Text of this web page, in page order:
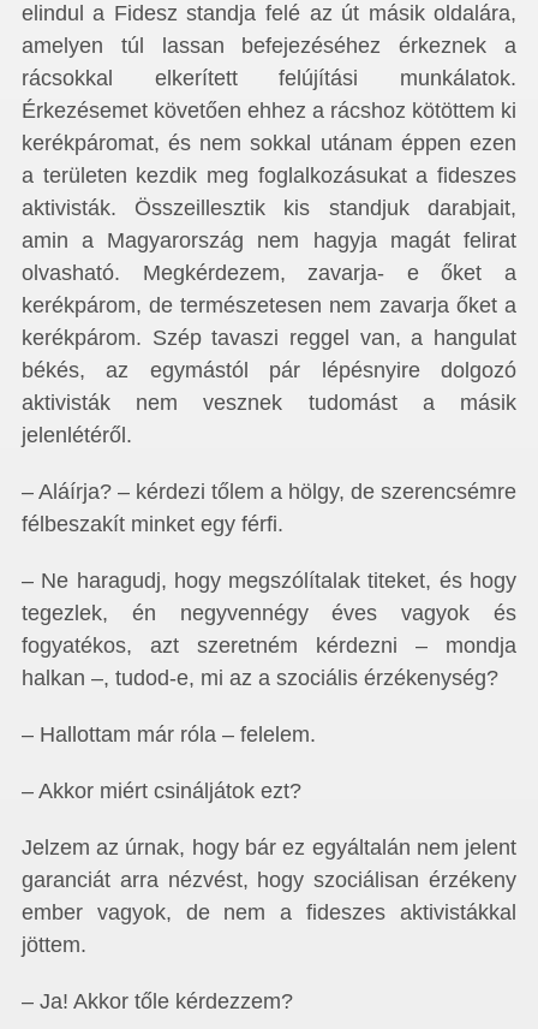
elindul a Fidesz standja felé az út másik oldalára,
amelyen túl lassan befejezéséhez érkeznek a
rácsokkal elkerített felújítási munkálatok.
Érkezésemet követően ehhez a rácshoz kötöttem ki
kerékpáromat, és nem sokkal utánam éppen ezen
a területen kezdik meg foglalkozásukat a fideszes
aktivisták. Összeillesztik kis standjuk darabjait,
amin a Magyarország nem hagyja magát felirat
olvasható. Megkérdezem, zavarja- e őket a
kerékpárom, de természetesen nem zavarja őket a
kerékpárom. Szép tavaszi reggel van, a hangulat
békés, az egymástól pár lépésnyire dolgozó
aktivisták nem vesznek tudomást a másik
jelenlétéről.
– Aláírja? – kérdezi tőlem a hölgy, de szerencsémre
félbeszakít minket egy férfi.
– Ne haragudj, hogy megszólítalak titeket, és hogy
tegezlek, én negyvennégy éves vagyok és
fogyatékos, azt szeretném kérdezni – mondja
halkan –, tudod-e, mi az a szociális érzékenység?
– Hallottam már róla – felelem.
– Akkor miért csináljátok ezt?
Jelzem az úrnak, hogy bár ez egyáltalán nem jelent
garanciát arra nézvést, hogy szociálisan érzékeny
ember vagyok, de nem a fideszes aktivistákkal
jöttem.
– Ja! Akkor tőle kérdezzem?